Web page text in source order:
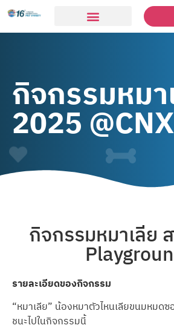
กิจกรรมหมา
2025 @CNX
กิจกรรมหมาเลีย
รายละเอียดของกิจกรรม
“หมาเลีย” น้องหมาตัวไหนเลียขนมหมด
ชนะไปในกิจกรรมนี้